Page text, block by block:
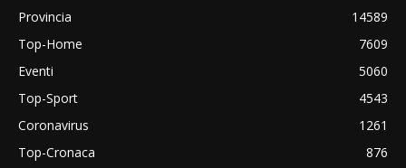
Provincia
14589
Top-Home
7609
Eventi
5060
Top-Sport
4543
Coronavirus
1261
Top-Cronaca
876